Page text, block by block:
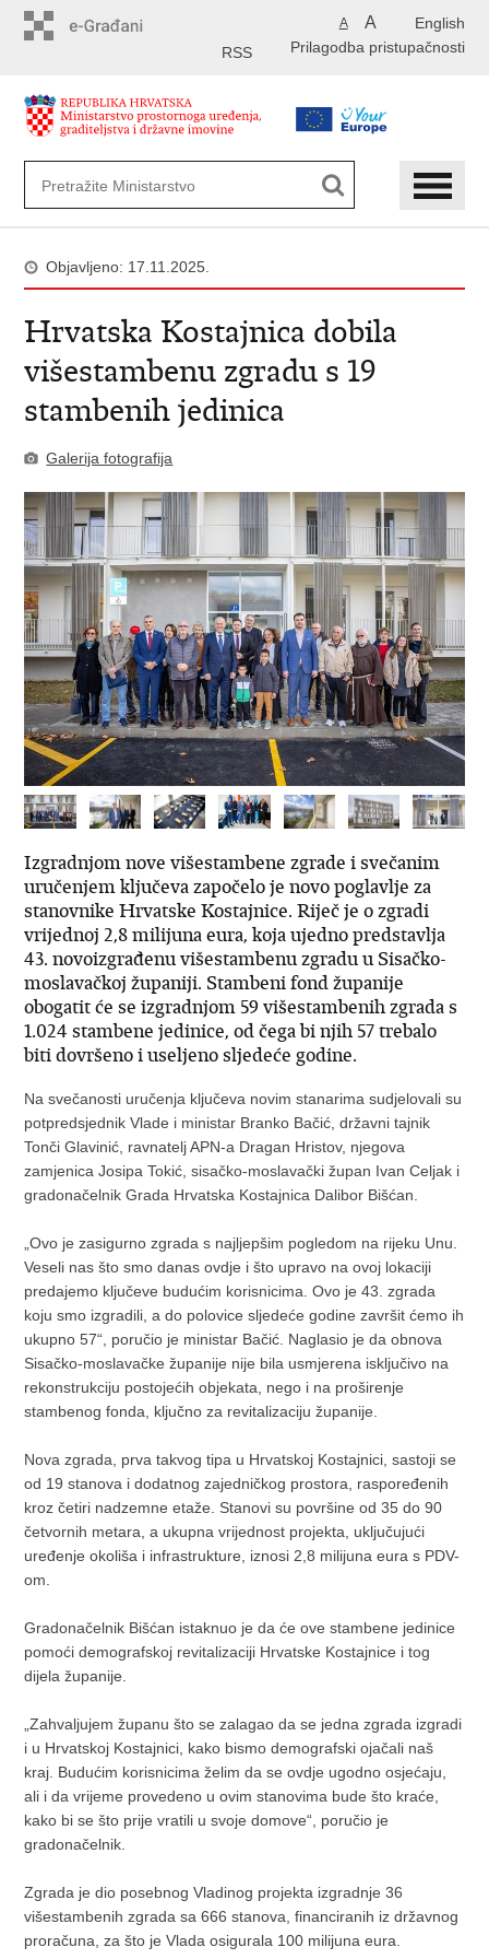
English
A A
Prilagodba pristupačnosti
RSS
Objavljeno: 17.11.2025.
Hrvatska Kostajnica dobila
višestambenu zgradu s 19
stambenih jedinica
Galerija fotografija
Izgradnjom nove višestambene zgrade i svečanim
uručenjem ključeva započelo je novo poglavlje za
stanovnike Hrvatske Kostajnice. Riječ je o zgradi
vrijednoj 2,8 milijuna eura, koja ujedno predstavlja
43. novoizgrađenu višestambenu zgradu u Sisačko-
moslavačkoj županiji. Stambeni fond županije
obogatit će se izgradnjom 59 višestambenih zgrada s
1.024 stambene jedinice, od čega bi njih 57 trebalo
biti dovršeno i useljeno sljedeće godine.
Na svečanosti uručenja ključeva novim stanarima sudjelovali su
potpredsjednik Vlade i ministar Branko Bačić, državni tajnik
Tonči Glavinić, ravnatelj APN-a Dragan Hristov, njegova
zamjenica Josipa Tokić, sisačko-moslavački župan Ivan Celjak i
gradonačelnik Grada Hrvatska Kostajnica Dalibor Bišćan.
„Ovo je zasigurno zgrada s najljepšim pogledom na rijeku Unu.
Veseli nas što smo danas ovdje i što upravo na ovoj lokaciji
predajemo ključeve budućim korisnicima. Ovo je 43. zgrada
koju smo izgradili, a do polovice sljedeće godine završit ćemo ih
ukupno 57“, poručio je ministar Bačić. Naglasio je da obnova
Sisačko-moslavačke županije nije bila usmjerena isključivo na
rekonstrukciju postojećih objekata, nego i na proširenje
stambenog fonda, ključno za revitalizaciju županije.
Nova zgrada, prva takvog tipa u Hrvatskoj Kostajnici, sastoji se
od 19 stanova i dodatnog zajedničkog prostora, raspoređenih
kroz četiri nadzemne etaže. Stanovi su površine od 35 do 90
četvornih metara, a ukupna vrijednost projekta, uključujući
uređenje okoliša i infrastrukture, iznosi 2,8 milijuna eura s PDV-
om.
Gradonačelnik Bišćan istaknuo je da će ove stambene jedinice
pomoći demografskoj revitalizaciji Hrvatske Kostajnice i tog
dijela županije.
„Zahvaljujem županu što se zalagao da se jedna zgrada izgradi
i u Hrvatskoj Kostajnici, kako bismo demografski ojačali naš
kraj. Budućim korisnicima želim da se ovdje ugodno osjećaju,
ali i da vrijeme provedeno u ovim stanovima bude što kraće,
kako bi se što prije vratili u svoje domove“, poručio je
gradonačelnik.
Zgrada je dio posebnog Vladinog projekta izgradnje 36
višestambenih zgrada sa 666 stanova, financiranih iz državnog
proračuna, za što je Vlada osigurala 100 milijuna eura.